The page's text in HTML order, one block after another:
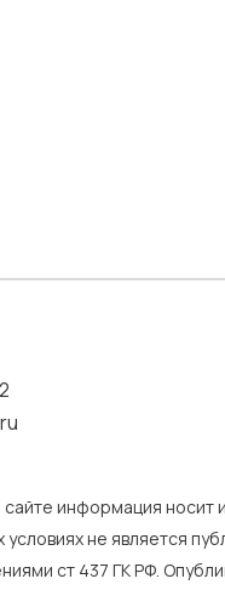
сайте информация
условиях не является
ст 437 ГК РФ.